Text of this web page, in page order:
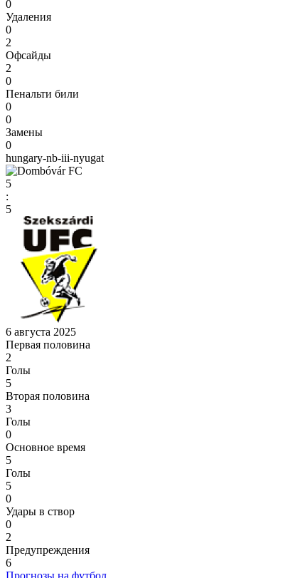
0
Удаления
0
2
Офсайды
2
0
Пенальти били
0
0
Замены
0
hungary-nb-iii-nyugat
5
:
5
6 августа 2025
Первая половина
2
Голы
5
Вторая половина
3
Голы
0
Основное время
5
Голы
5
0
Удары в створ
0
2
Предупреждения
6
Прогнозы на футбол